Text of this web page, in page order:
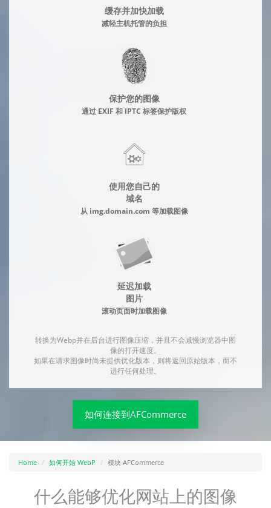
缓存并加快加载
减轻主机托管的负担
保护您的图像
通过 EXIF 和 IPTC 标签保护版权
使用您自己的
域名
从 img.domain.com 等加载图像
延迟加载
图片
滚动页面时加载图像
转换为Webp并在后台进行图像压缩，并且不会减慢浏览器中图
像的打开速度。
如果在请求图像时尚未提供优化版本，则将返回原始版本，而不
进行任何处理。
如何连接到AFCommerce
Home 如何开始 WebP 模块 AFCommerce
什么能够优化网站上的图像